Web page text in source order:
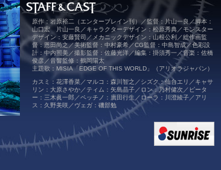
原作：岩原裕二（エンターブレイン刊）／監督：片山一良／脚本：
山口宏 片山一良／キャラクターデザイン：松原秀典／モンスター
デザイン：安藤賢司／メカニックデザイン：山根公利／総作画監
督：恩田尚之／美術監督：中村豪希／CG監督：中島智成／色彩設
計：中内照美／撮影監督：佐藤光洋／編集：掛須秀一／音楽：佐橋
俊彦／音響監修：鶴岡陽太
主題歌：MISIA「EDGE OF THIS WORLD」（アリオラジャパン）
カスミ：花澤香菜／マルコ：森川智之／シズク：仙台エリ／キャサ
リン：大原さやか／ティム：矢島晶子／ロン：乃村健次／ピータ
ー：三木眞一郎／ペッチノ：廣田行生／ローラ：川澄綾子／アリ
ス：久野美咲／ヴェガ：磯部勉